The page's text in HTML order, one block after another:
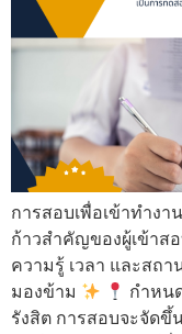
การสอบเพื่อเข้าทำง
ก้าวสำคัญของผู้เข้าส
ความรู้ เวลา และสถ
มองข้าม
กำหน
รังสิต การสอบจะจัด